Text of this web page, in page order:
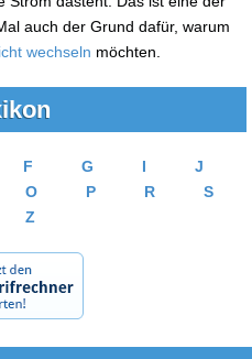
auch der Grund dafür, warum
wechseln möchten.
F G I
J
O P R
S
Z